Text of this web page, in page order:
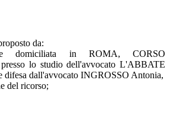
da:
domiciliata in ROMA, CORSO
lo studio dell'avvocato L'ABBATE
difesa dall'avvocato INGROSSO Antonia,
del ricorso;